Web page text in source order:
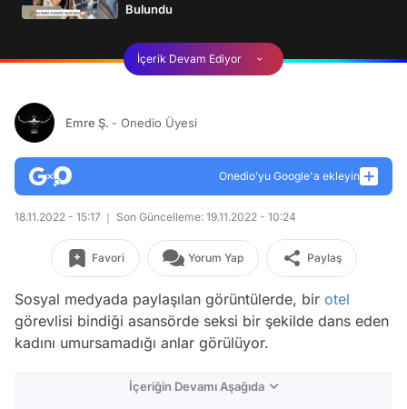
Bulundu
İçerik Devam Ediyor
Emre Ş. - Onedio Üyesi
Onedio’yu Google'a ekleyin
18.11.2022 - 15:17 Son Güncelleme: 19.11.2022 - 10:24
Favori Yorum Yap Paylaş
Sosyal medyada paylaşılan görüntülerde, bir otel
görevlisi bindiği asansörde seksi bir şekilde dans eden
kadını umursamadığı anlar görülüyor.
İçeriğin Devamı Aşağıda